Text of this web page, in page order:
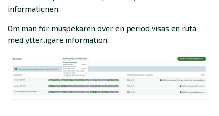
informationen.
Om man för muspekaren över en period visas en ruta
med ytterligare information.